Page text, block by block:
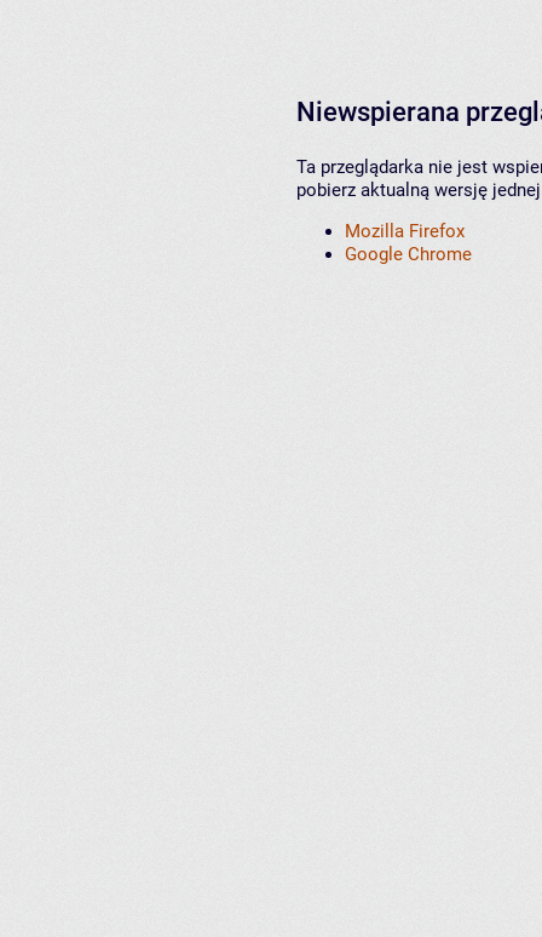
Niewspierana
Ta przeglądarka nie jest
pobierz aktualną wersję
Mozilla Firefox
Google Chrome